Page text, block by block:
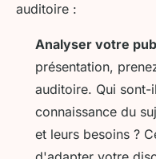
auditoire :
Analyser votre
présentation,
auditoire. Qui sont-
connaissance du
et leurs besoins ?